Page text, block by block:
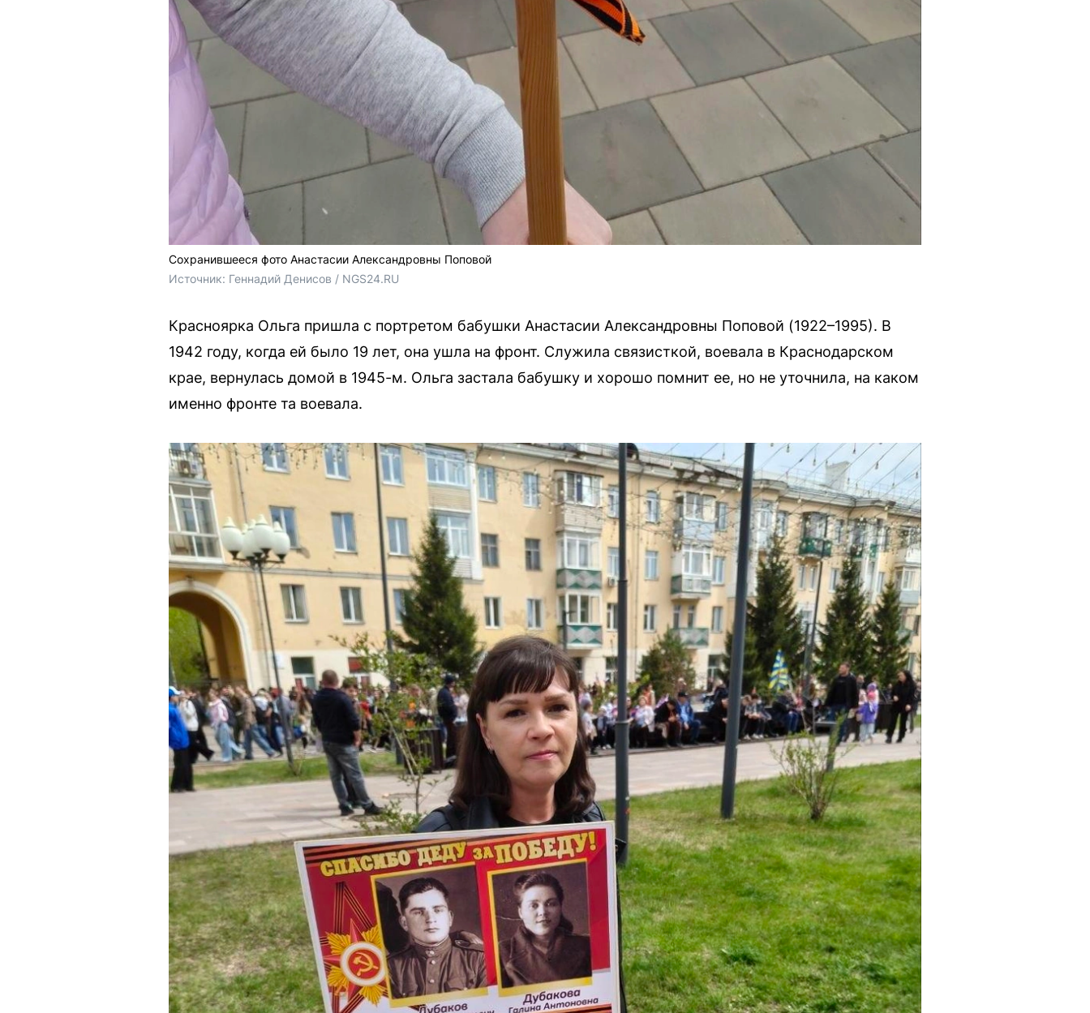
Сохранившееся фото Анастасии Александровны Поповой
Источник: Геннадий Денисов / NGS24.RU
Красноярка Ольга пришла с портретом бабушки Анастасии Александровны Поповой (1922–1995). В
1942 году, когда ей было 19 лет, она ушла на фронт. Служила связисткой, воевала в Краснодарском
крае, вернулась домой в 1945-м. Ольга застала бабушку и хорошо помнит ее, но не уточнила, на каком
именно фронте та воевала.